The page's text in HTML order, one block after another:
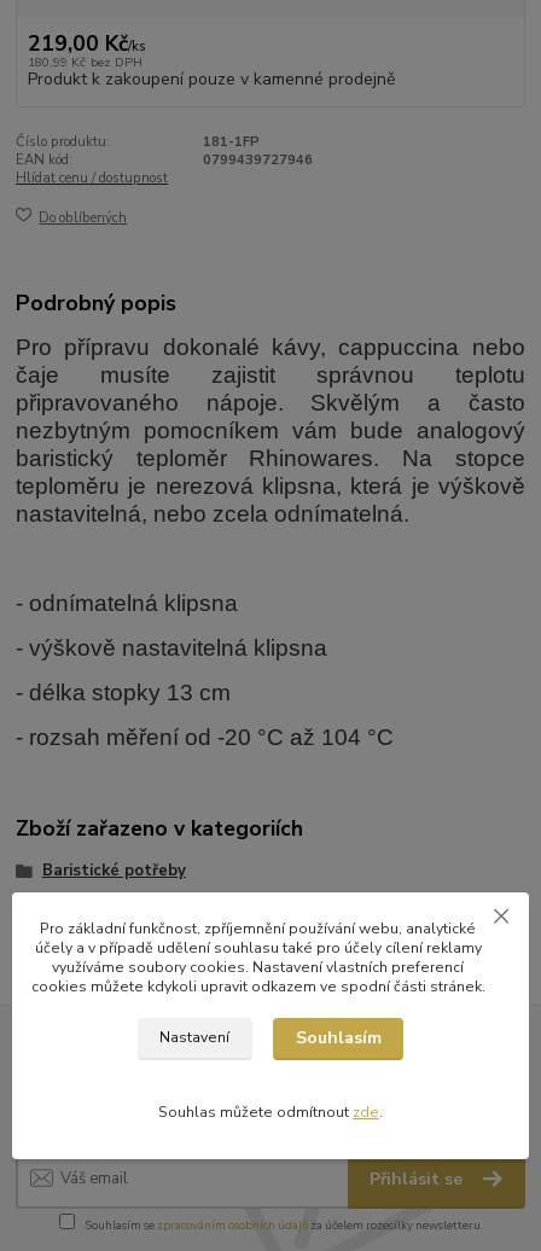
219,00 Kč/ks
180,99 Kč bez DPH
Produkt k zakoupení pouze v kamenné prodejně
Číslo produktu:
181-1FP
EAN kód:
0799439727946
Hlídat cenu / dostupnost
Do oblíbených
Podrobný popis
Pro přípravu dokonalé kávy, cappuccina nebo
čaje musíte zajistit správnou teplotu
připravovaného nápoje. Skvělým a často
nezbytným pomocníkem vám bude analogový
baristický teploměr Rhinowares. Na stopce
teploměru je nerezová klipsna, která je výškově
nastavitelná, nebo zcela odnímatelná.
- odnímatelná klipsna
- výškově nastavitelná klipsna
- délka stopky 13 cm
- rozsah měření od -20 °C až 104 °C
Zboží zařazeno v kategoriích
Baristické potřeby
Nepropásněte novinky v nabídce
a zajímavosti
Přihlásit se
Souhlasím se zpracováním osobních údajůza účelem rozesílky newsletteru.
Pro základní funkčnost, zpříjemnění používání webu, analytické
účely a v případě udělení souhlasu také pro účely cílení reklamy
využíváme soubory cookies. Nastavení vlastních preferencí
cookies můžete kdykoli upravit odkazem ve spodní části stránek.
Nastavení Souhlasím
Souhlas můžete odmítnout zde.